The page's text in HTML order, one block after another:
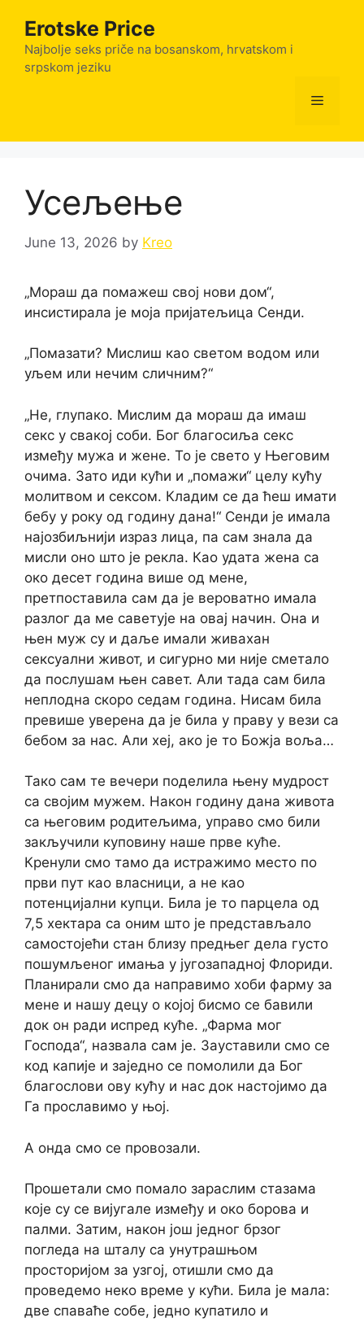
content
Erotske Price
Najbolje seks priče na bosanskom, hrvatskom i
srpskom jeziku
Menu
Усељење
June 13, 2026 by Kreo
„Мораш да помажеш свој нови дом“,
инсистирала је моја пријатељица Сенди.
„Помазати? Мислиш као светом водом или
уљем или нечим сличним?“
„Не, глупако. Мислим да мораш да имаш
секс у свакој соби. Бог благосиља секс
између мужа и жене. То је свето у Његовим
очима. Зато иди кући и „помажи“ целу кућу
молитвом и сексом. Кладим се да ћеш имати
бебу у року од годину дана!“ Сенди је имала
најозбиљнији израз лица, па сам знала да
мисли оно што је рекла. Као удата жена са
око десет година више од мене,
претпоставила сам да је вероватно имала
разлог да ме саветује на овај начин. Она и
њен муж су и даље имали живахан
сексуални живот, и сигурно ми није сметало
да послушам њен савет. Али тада сам била
неплодна скоро седам година. Нисам била
превише уверена да је била у праву у вези са
бебом за нас. Али хеј, ако је то Божја воља…
Тако сам те вечери поделила њену мудрост
са својим мужем. Након годину дана живота
са његовим родитељима, управо смо били
закључили куповину наше прве куће.
Кренули смо тамо да истражимо место по
први пут као власници, а не као
потенцијални купци. Била је то парцела од
7,5 хектара са оним што је представљало
самостојећи стан близу предњег дела густо
пошумљеног имања у југозападној Флориди.
Планирали смо да направимо хоби фарму за
мене и нашу децу о којој бисмо се бавили
док он ради испред куће. „Фарма мог
Господа“, назвала сам је. Зауставили смо се
код капије и заједно се помолили да Бог
благослови ову кућу и нас док настојимо да
Га прославимо у њој.
А онда смо се провозали.
Прошетали смо помало зараслим стазама
које су се вијугале између и око борова и
палми. Затим, након још једног брзог
погледа на шталу са унутрашњом
просторијом за узгој, отишли ​​смо да
проведемо неко време у кући. Била је мала:
две спаваће собе, једно купатило и